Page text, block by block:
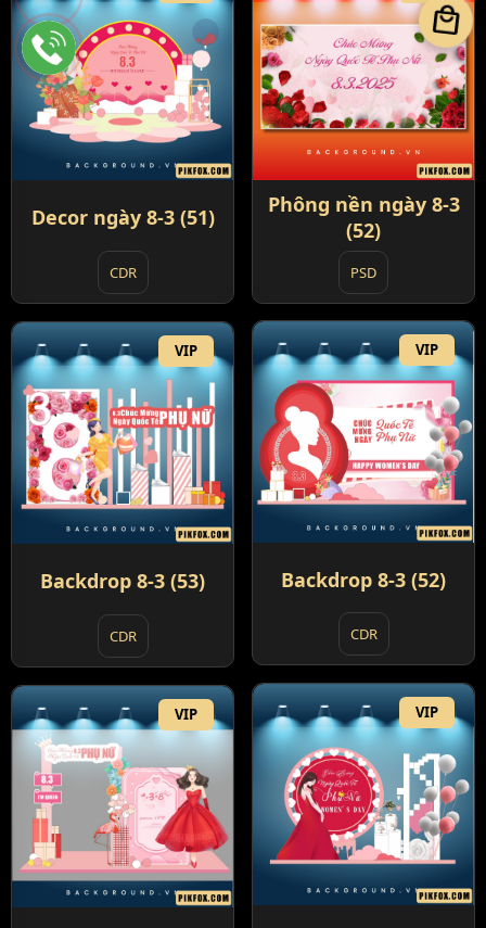
Decor ngày 8-3 (51)
CDR
Phông nền ngày 8-3
(52)
PSD
VIP
Backdrop 8-3 (52)
CDR
VIP
Backdrop 8-3 (53)
CDR
VIP
VIP
local_mall